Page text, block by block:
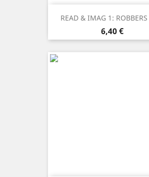
READ & IMAG 1:
Prezzo
6,40 €